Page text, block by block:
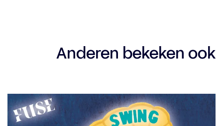
Anderen bekeken ook